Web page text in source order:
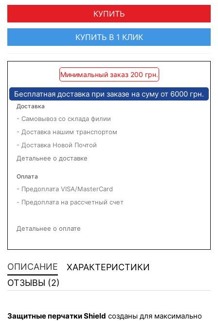
КУПИТЬ
КУПИТЬ В 1 КЛИК
Минимальный заказ 200 грн.
Бесплатная доставка при заказе на суму от 6000 грн.
Доставка
- Самовывоз со склада филии
- Доставка нашим транспортом
- Доставка Новой Почтой
Детальнее о доставке
Оплата
- Предоплата VISA/MasterCard
- Предоплата на рассчетный счет
Детальнее о оплате
ОПИСАНИЕ
ХАРАКТЕРИСТИКИ
ОТЗЫВЫ (2)
Защитные перчатки Shield созданы для максимально